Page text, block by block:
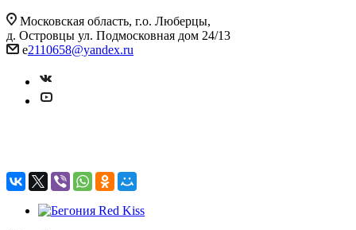
Московская область, г.о. Люберцы,
д. Островцы ул. Подмосковная дом 24/13
e2110658@yandex.ru